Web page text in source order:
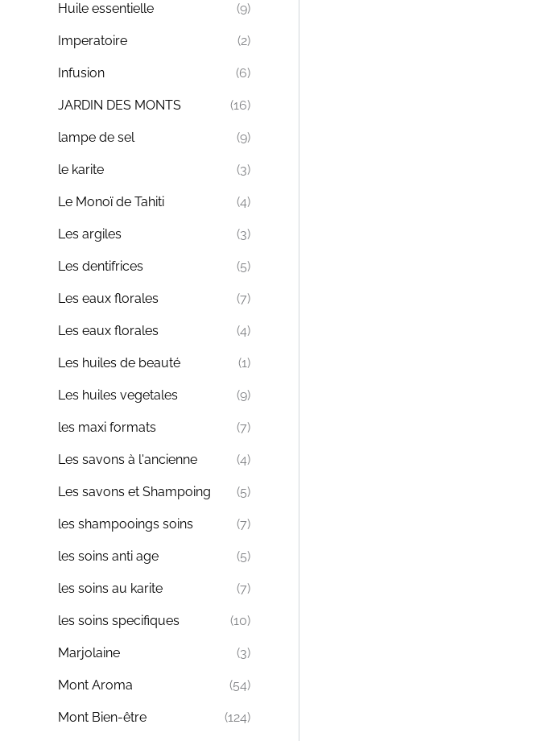
Huile essentielle (9)
Imperatoire (2)
Infusion (6)
JARDIN DES MONTS (16)
lampe de sel (9)
le karite (3)
Le Monoï de Tahiti (4)
Les argiles (3)
Les dentifrices (5)
Les eaux florales (7)
Les eaux florales (4)
Les huiles de beauté (1)
Les huiles vegetales (9)
les maxi formats (7)
Les savons à l'ancienne (4)
Les savons et Shampoing (5)
les shampooings soins (7)
les soins anti age (5)
les soins au karite (7)
les soins specifiques (10)
Marjolaine (3)
Mont Aroma (54)
Mont Bien-être (124)